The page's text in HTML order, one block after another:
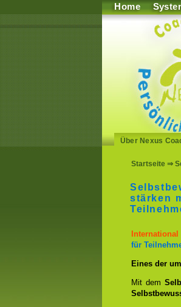
Home
Über Nexus
Startseite ⇒
stärken
für
Eines der
Mit dem